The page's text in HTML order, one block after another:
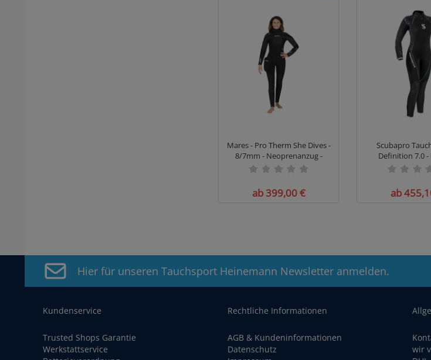
Mares - Pro Therm She Dives -
8/7mm - Neoprenanzug -
Damen
ab 399,00 €
Scubapro
Definition 7.0 -
ab
Hier für unseren Tauchsport Heinemann Newsletter anmelden.
Kundenservice
Trusted Shops Garantie
Werkstattservice
Rechtliche Informationen
AGB & Kundeninformationen
Datenschutz
wir